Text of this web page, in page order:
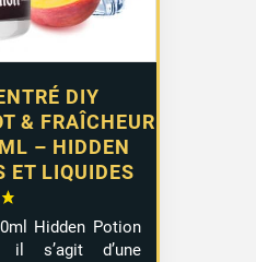
DIY
& FRAÎCHEUR
– HIDDEN
ET LIQUIDES
Hidden Potion
il s’agit d’une